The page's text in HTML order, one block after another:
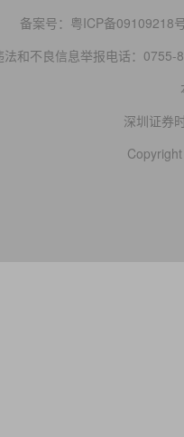
备案号： 粤ICP备09109218
法和不良信息举报电话：0755-
深圳证券